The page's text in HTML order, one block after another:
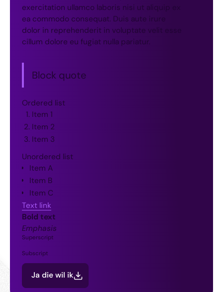
exercitation ullamco laboris nisi ut aliquip ex
ea commodo consequat. Duis aute irure
dolor in reprehenderit in voluptate velit esse
cillum dolore eu fugiat nulla pariatur.
Block quote
Ordered list
Item 1
Item 2
Item 3
Unordered list
Item A
Item B
Item C
Text link
Bold text
Emphasis
Superscript
Subscript
Ja die wil ik